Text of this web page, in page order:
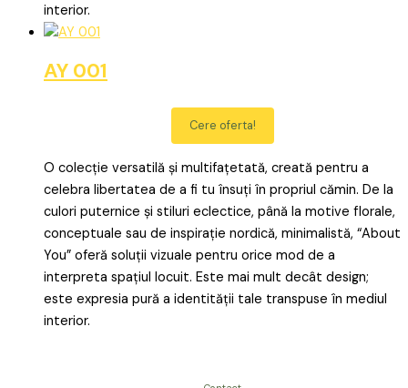
interior.
AY 001
Cere oferta!
O colecție versatilă și multifațetată, creată pentru a
celebra libertatea de a fi tu însuți în propriul cămin. De la
culori puternice și stiluri eclectice, până la motive florale,
conceptuale sau de inspirație nordică, minimalistă, “About
You” oferă soluții vizuale pentru orice mod de a
interpreta spațiul locuit. Este mai mult decât design;
este expresia pură a identității tale transpuse în mediul
interior.